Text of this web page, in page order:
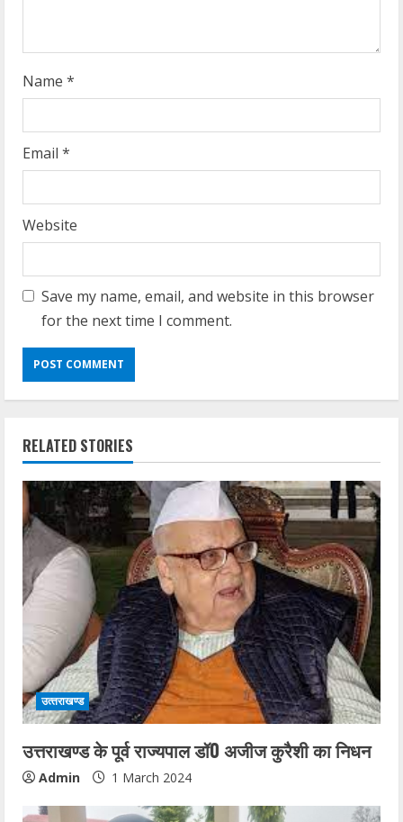
Name *
Email *
Website
Save my name, email, and website in this browser
for the next time I comment.
RELATED STORIES
उत्‍तराखण्‍ड
उत्तराखण्ड के पूर्व राज्यपाल डॉ0 अजीज कुरैशी का निधन
Admin 1 March 2024